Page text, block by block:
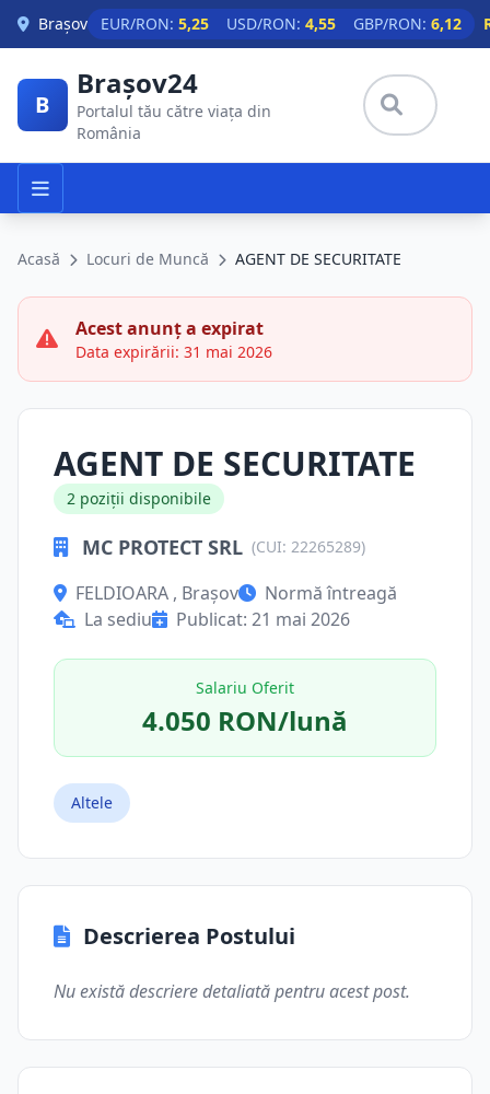
Skip to main content
Brașov EUR/RON: 5,25 USD/RON: 4,55 GBP/RON: 6,12
B
Brașov24
Portalul tău către viața din
România
Acasă Locuri de Muncă AGENT DE SECURITATE
Acest anunț a expirat
Data expirării: 31 mai 2026
AGENT DE SECURITATE
2 poziții disponibile
MC PROTECT SRL (CUI: 22265289)
FELDIOARA , Brașov
Normă întreagă
La sediu
Publicat: 21 mai 2026
Salariu Oferit
4.050 RON/lună
Altele
Descrierea Postului
Nu există descriere detaliată pentru acest post.